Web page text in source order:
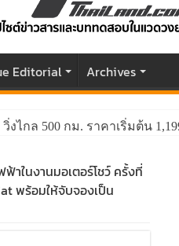
Editorial Archives
งไกล 500 กม. ราคาเริ่มต้น
าในงานมอเตอร์โชว์ ครั้งที่
พร้อมให้จับจองเป็น